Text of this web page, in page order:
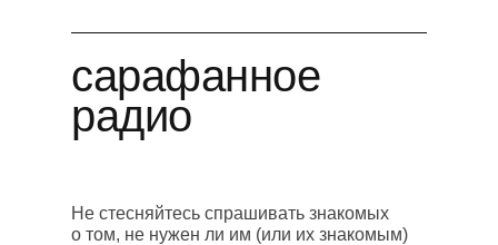
сарафанное
радио
Не стесняйтесь спрашивать знакомых
о том, не нужен ли им (или их знакомым)